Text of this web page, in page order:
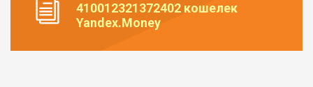
410012321372402 кошелек
Yandex.Money